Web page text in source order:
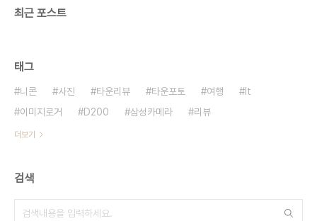
최근 포스트
태그
니콘 사진 타운리뷰 타운포토 여행
It
이미지로거
D200 삼성카메라 리뷰
더보기
검색